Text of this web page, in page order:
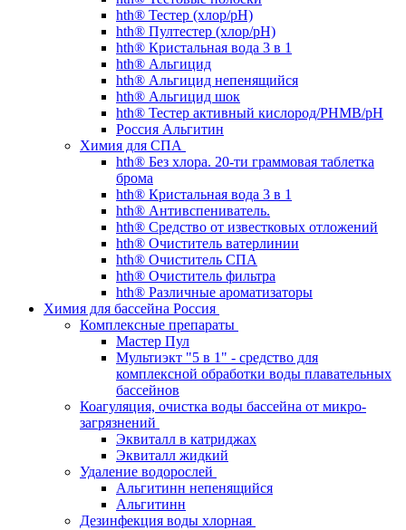
hth® Тестер (хлор/pH)
hth® Пултестер (хлор/pH)
hth® Кристальная вода 3 в 1
hth® Альгицид
hth® Альгицид непенящийся
hth® Альгицид шок
hth® Тестер активный кислород/PHMB/pH
Россия Альгитин
Химия для СПА
hth® Без хлора. 20-ти граммовая таблетка
брома
hth® Кристальная вода 3 в 1
hth® Антивспениватель.
hth® Средство от известковых отложений
hth® Очиститель ватерлинии
hth® Очиститель СПА
hth® Очиститель фильтра
hth® Различные ароматизаторы
Химия для бассейна Россия
Комплексные препараты
Мастер Пул
Мультиэкт "5 в 1" - средство для
комплексной обработки воды плавательных
бассейнов
Коагуляция, очистка воды бассейна от микро-
загрязнений
Эквиталл в катриджах
Эквиталл жидкий
Удаление водорослей
Альгитинн непенящийся
Альгитинн
Дезинфекция воды хлорная